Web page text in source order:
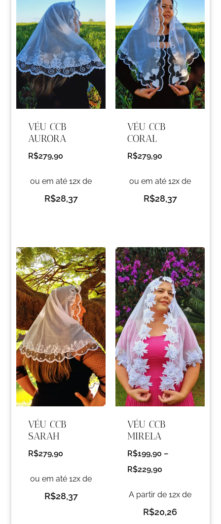
VÉU CCB
AURORA
R$279,90
ou em até 12x de
R$28,37
VÉU CCB
CORAL
R$279,90
ou em até 12x de
R$28,37
VÉU CCB
SARAH
R$279,90
ou em até 12x de
R$28,37
VÉU CCB
MIRELA
R$199,90 –
R$229,90
A partir de 12x de
R$20,26